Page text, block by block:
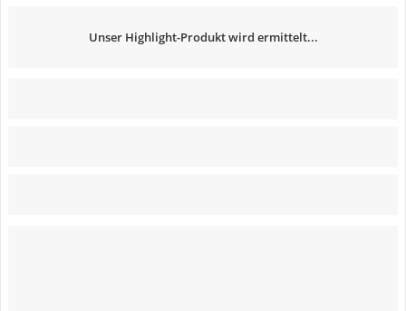
Unser Highlight-Produkt wird ermittelt...